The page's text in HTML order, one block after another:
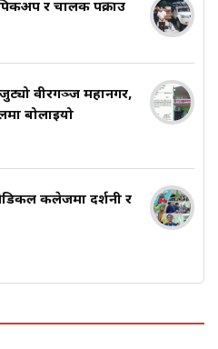
र चालक पक्राउ
वीरगञ्ज महानगर,
बोलाइयो
कलेजमा प्रदर्शनी र